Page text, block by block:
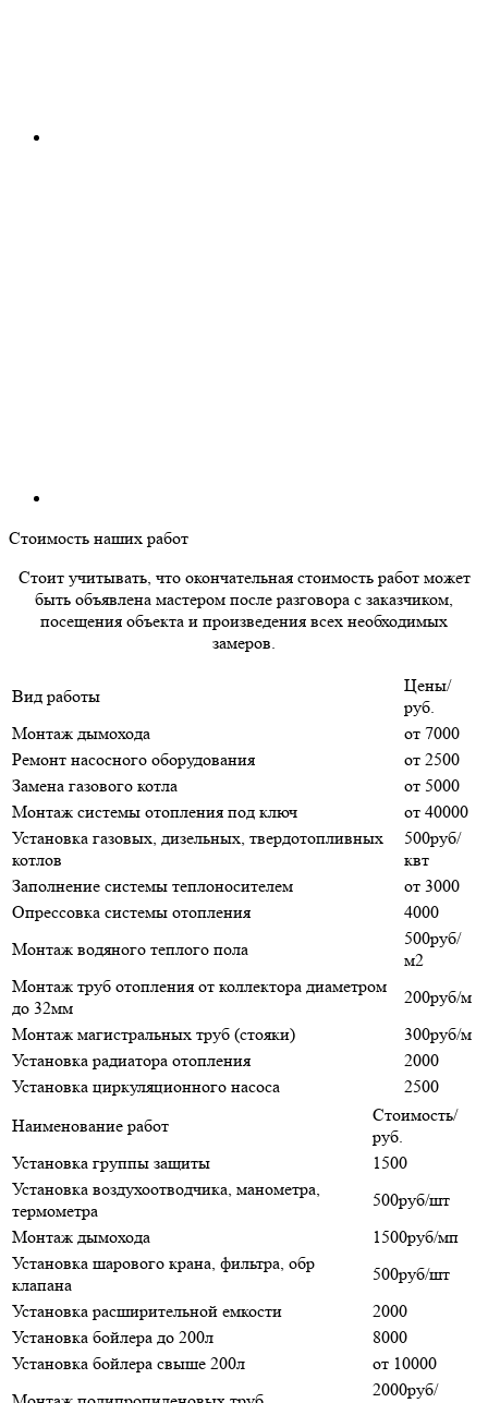
Стоимость наших работ
Стоит учитывать, что окончательная стоимость работ может
быть объявлена мастером после разговора с заказчиком,
посещения объекта и произведения всех необходимых
замеров.
Вид работы
Цены/
руб.
Монтаж дымохода
от 7000
Ремонт насосного оборудования
от 2500
Замена газового котла
от 5000
Монтаж системы отопления под ключ
от 40000
Установка газовых, дизельных, твердотопливных
котлов
500руб/
квт
Заполнение системы теплоносителем
от 3000
Опрессовка системы отопления
4000
Монтаж водяного теплого пола
500руб/
м2
Монтаж труб отопления от коллектора диаметром
до 32мм
200руб/м
Монтаж магистральных труб (стояки)
300руб/м
Установка радиатора отопления
2000
Установка циркуляционного насоса
2500
Наименование работ
Стоимость/
руб.
Установка группы защиты
1500
Установка воздухоотводчика, манометра,
термометра
500руб/шт
Монтаж дымохода
1500руб/мп
Установка шарового крана, фильтра, обр
клапана
500руб/шт
Установка расширительной емкости
2000
Установка бойлера до 200л
8000
Установка бойлера свыше 200л
от 10000
2000руб/